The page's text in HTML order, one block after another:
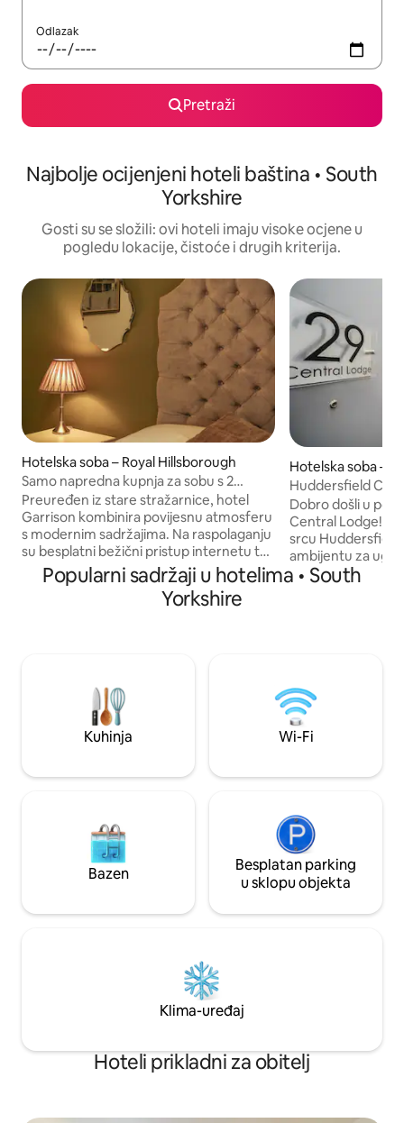
Odlazak
Pretraži
Najbolje ocijenjeni hoteli baština • South
Yorkshire
Gosti su se složili: ovi hoteli imaju visoke ocjene u
pogledu lokacije, čistoće i drugih kriterija.
Hotelska soba – Royal Hillsborough
Samo napredna kupnja za sobu s 2
odvojena kreveta
Preuređen iz stare stražarnice, hotel
Garrison kombinira povijesnu atmosferu
s modernim sadržajima. Na raspolaganju
su besplatni bežični pristup internetu te
restoran koji poslužuje domaću hranu.
Centar grada Sheffielda udaljen je 10
Restoran hotela Garrison otvoren je 7
dana u tjednu, a hrana se nalazi u
rasponu od srdačnih odrezaka do
kontinentalnih opcija. Svakog se jutra
poslužuje u lokalnim pivarama, a svaki
restorana, a u blizini su i dobre prometne
veze. Parkirno mjesto je u sklopu je
Hotelska soba –
Huddersfield
dvokrevetna soba
Dobro došli u
Central Lodge! Najpopularnija lokacija u
srcu
ambijentu za
nedavno
sadržaji za čaj/
potrepštine i Wi-Fi. Bez obzira na to
se o
kratkom/dugom
raskošnom
Popularni sadržaji u hotelima • South
Yorkshire
Kuhinja Wi-Fi
Bazen
Besplatan parking
u sklopu objekta
Klima-uređaj
Hoteli prikladni za obitelj